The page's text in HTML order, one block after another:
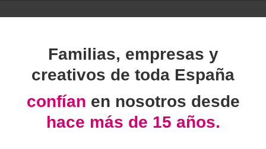
Familias, empresas y
creativos de toda España
confían en nosotros desde
hace más de 15 años.